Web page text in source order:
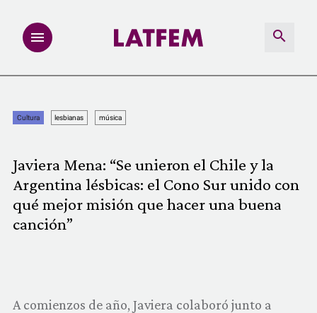
MULTIMEDIA
REDACCIÓN ABIERTA
Cultura lesbianas música
Javiera Mena: “Se unieron el Chile y la
Argentina lésbicas: el Cono Sur unido con
qué mejor misión que hacer una buena
canción”
A comienzos de año, Javiera colaboró junto a